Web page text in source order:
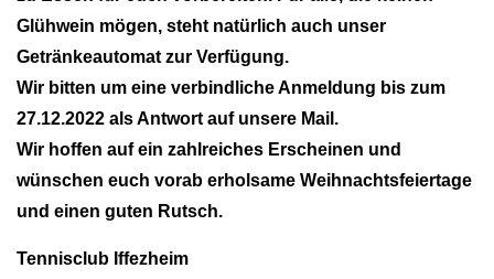
Glühwein mögen, steht natürlich auch unser
Getränkeautomat zur Verfügung.
Wir bitten um eine verbindliche Anmeldung bis zum
27.12.2022 als Antwort auf unsere Mail.
Wir hoffen auf ein zahlreiches Erscheinen und
wünschen euch vorab erholsame Weihnachtsfeiertage
und einen guten Rutsch.
Tennisclub Iffezheim